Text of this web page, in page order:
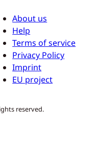
About us
Help
Terms of service
Privacy Policy
Imprint
EU project
reserved.